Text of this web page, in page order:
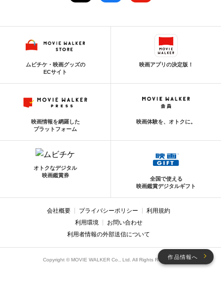
作品情報へ
ムビチケ・映画グッズの
ECサイト
映画アプリの決定版！
映画情報を網羅した
プラットフォーム
映画体験を、オトクに。
オトクなデジタル
映画鑑賞券
全国で使える
映画鑑賞デジタルギフト
会社概要 プライバシーポリシー
利用規約
利用環境
お問い合わせ
利用者情報の外部送信について
Copyright © MOVIE WALKER Co., Ltd. All Rights Reserved.